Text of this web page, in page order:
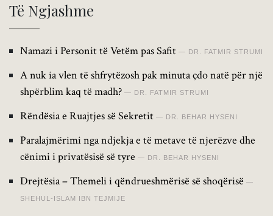
Të Ngjashme
Namazi i Personit të Vetëm pas Safit DR. FATMIR STRUMI
A nuk ia vlen të shfrytëzosh pak minuta çdo natë për një
shpërblim kaq të madh?
DR. FATMIR STRUMI
Rëndësia e Ruajtjes së Sekretit DR. BEHAR HYSENI
Paralajmërimi nga ndjekja e të metave të njerëzve dhe
cënimi i privatësisë së tyre
DR. BEHAR HYSENI
Drejtësia – Themeli i qëndrueshmërisë së shoqërisë
SHEHUL-ISLAM IBN TEJMIJE